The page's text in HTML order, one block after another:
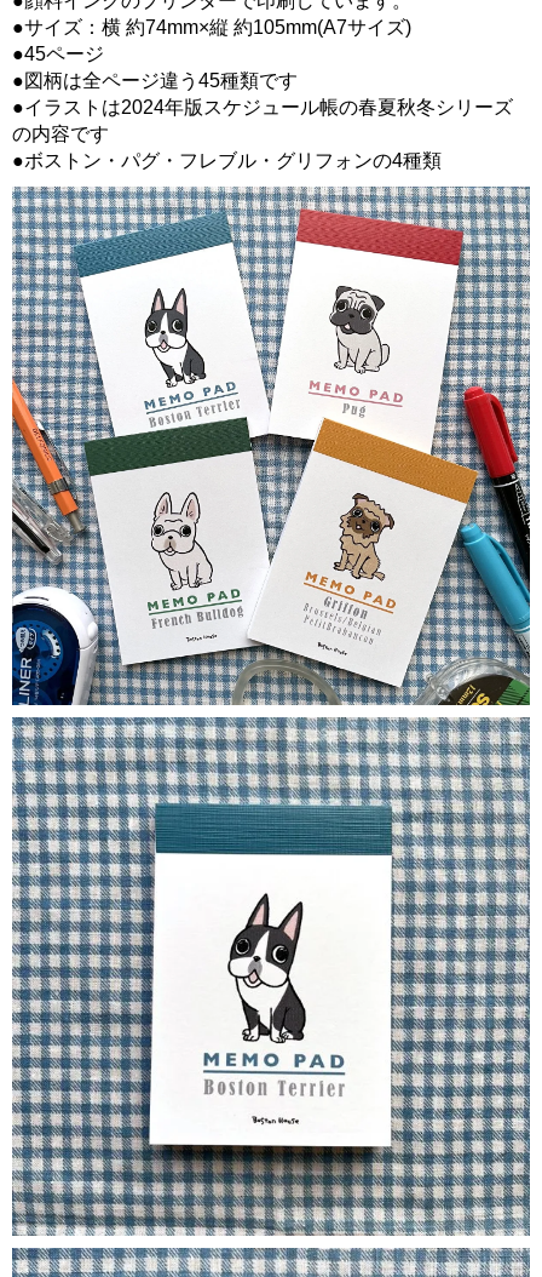
●サイズ：横 約74mm×縦 約105mm(A7サイズ)
●45ページ
●図柄は全ページ違う45種類です
●イラストは2024年版スケジュール帳の春夏秋冬シリーズ
の内容です
●ボストン・パグ・フレブル・グリフォンの4種類